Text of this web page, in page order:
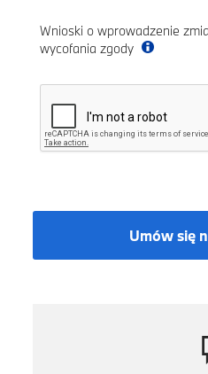
Wnioski o wprowadzenie
wycofania zgody
Umów się